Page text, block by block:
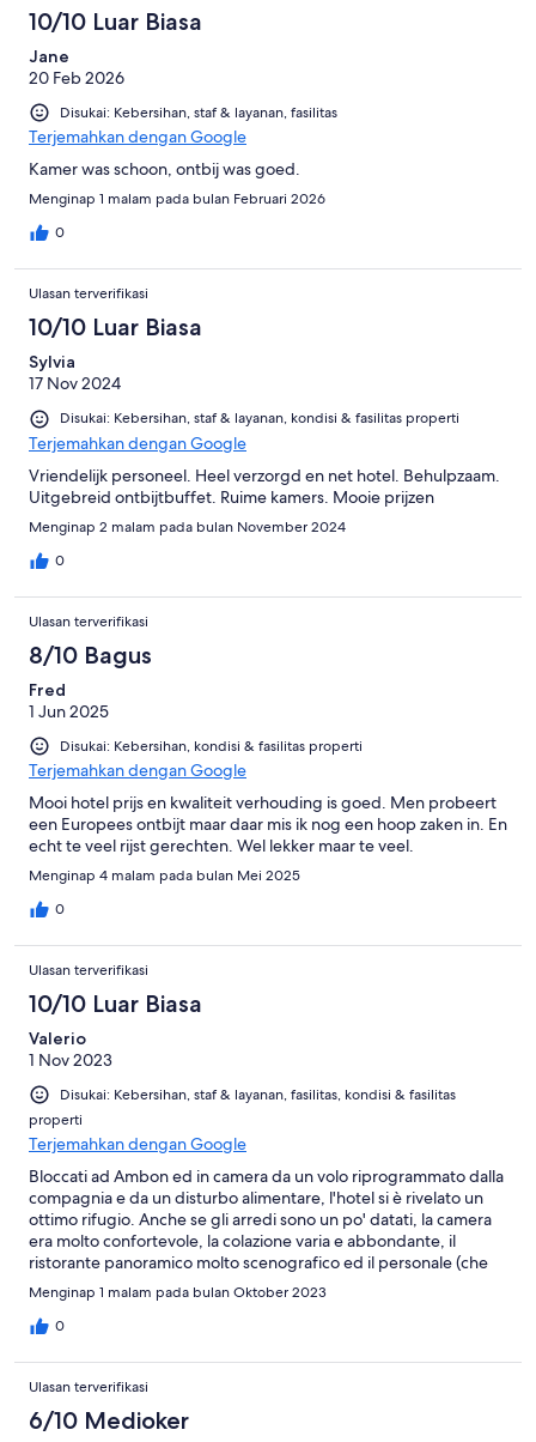
10/10 Luar Biasa
Jane
20 Feb 2026
Disukai: Kebersihan, staf & layanan, fasilitas
Terjemahkan dengan Google
Kamer was schoon, ontbij was goed.
Menginap 1 malam pada bulan Februari 2026
0
Ulasan terverifikasi
10/10 Luar Biasa
Sylvia
17 Nov 2024
Disukai: Kebersihan, staf & layanan, kondisi & fasilitas properti
Terjemahkan dengan Google
Vriendelijk personeel. Heel verzorgd en net hotel. Behulpzaam.
Uitgebreid ontbijtbuffet. Ruime kamers. Mooie prijzen
Menginap 2 malam pada bulan November 2024
0
Ulasan terverifikasi
8/10 Bagus
Fred
1 Jun 2025
Disukai: Kebersihan, kondisi & fasilitas properti
Terjemahkan dengan Google
Mooi hotel prijs en kwaliteit verhouding is goed. Men probeert
een Europees ontbijt maar daar mis ik nog een hoop zaken in. En
echt te veel rijst gerechten. Wel lekker maar te veel.
Menginap 4 malam pada bulan Mei 2025
0
Ulasan terverifikasi
10/10 Luar Biasa
Valerio
1 Nov 2023
Disukai: Kebersihan, staf & layanan, fasilitas, kondisi & fasilitas
properti
Terjemahkan dengan Google
Bloccati ad Ambon ed in camera da un volo riprogrammato dalla
compagnia e da un disturbo alimentare, l'hotel si è rivelato un
ottimo rifugio. Anche se gli arredi sono un po' datati, la camera
era molto confortevole, la colazione varia e abbondante, il
ristorante panoramico molto scenografico ed il personale (che
parla un ottimo inglese) assolutamente impeccabile. Si va sul
sicuro qui.
Menginap 1 malam pada bulan Oktober 2023
0
Ulasan terverifikasi
6/10 Medioker